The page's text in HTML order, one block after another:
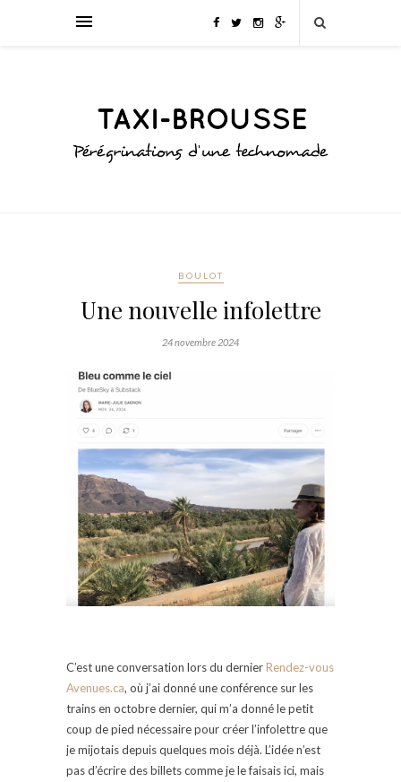
BOULOT
Une nouvelle infolettre
24 novembre 2024
C’est une conversation lors du dernierRendez-vous
Avenues.ca, où j’ai donné une conférence sur les
trains en octobre dernier, qui m’a donné le petit
coup de pied nécessaire pour créer l’infolettre que
je mijotais depuis quelques mois déjà. L’idée n’est
pas d’écrire des billets comme je le faisais ici, mais